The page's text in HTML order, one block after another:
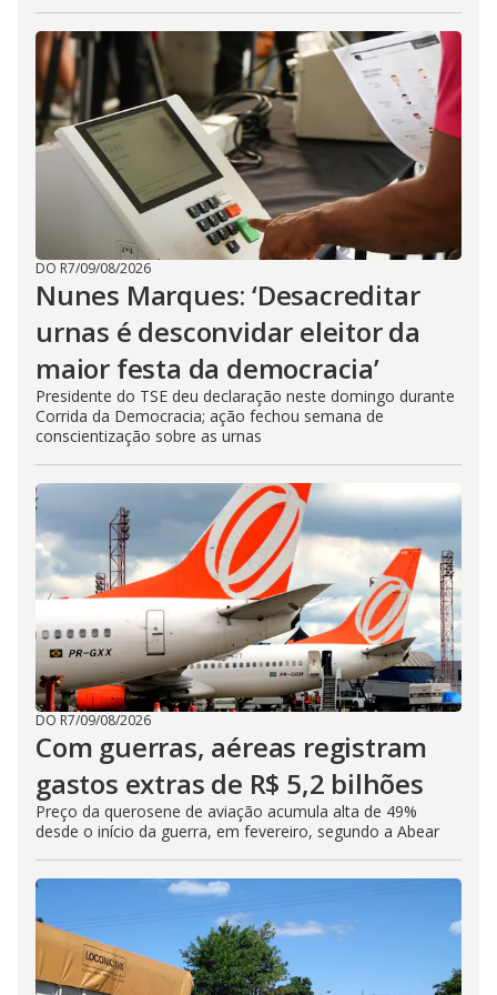
DO R7/09/08/2026
Nunes Marques: ‘Desacreditar
urnas é desconvidar eleitor da
maior festa da democracia’
Presidente do TSE deu declaração neste domingo durante
Corrida da Democracia; ação fechou semana de
conscientização sobre as urnas
DO R7/09/08/2026
Com guerras, aéreas registram
gastos extras de R$ 5,2 bilhões
Preço da querosene de aviação acumula alta de 49%
desde o início da guerra, em fevereiro, segundo a Abear